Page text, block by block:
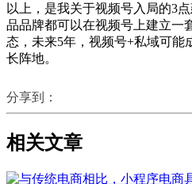
以上，是我关于视频号入局的3
品品牌都可以在视频号上建立一
态，未来5年，视频号+私域可能
长阵地。
分享到：
相关文章